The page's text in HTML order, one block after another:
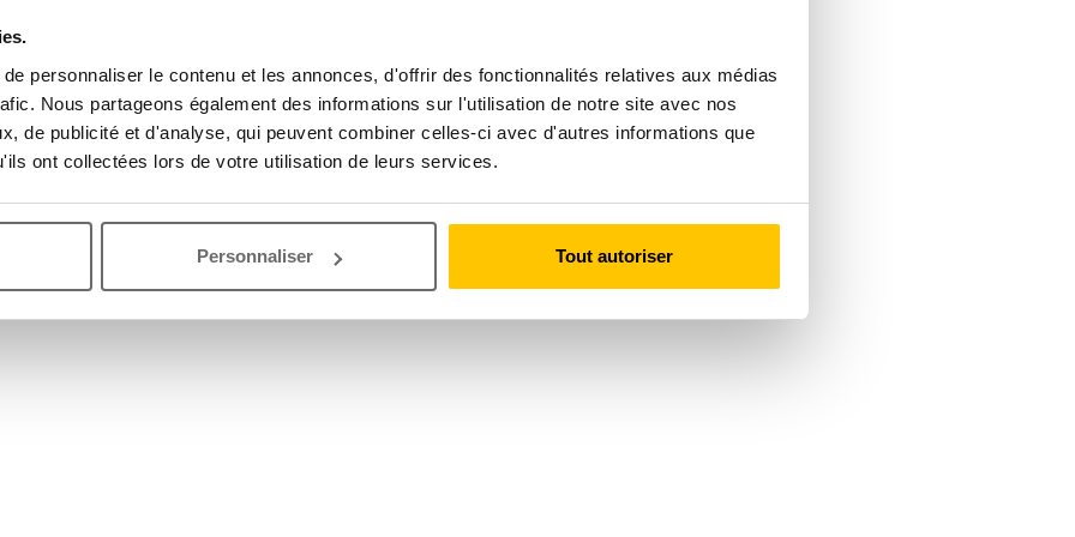
personnaliser le contenu et les annonces, d'offrir des fonctionnalités relatives aux médias
Nous partageons également des informations sur l'utilisation de notre site avec nos
de publicité et d'analyse, qui peuvent combiner celles-ci avec d'autres informations que
ont collectées lors de votre utilisation de leurs services.
Personnaliser Tout autoriser